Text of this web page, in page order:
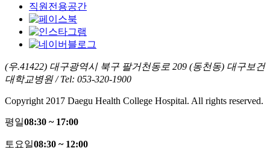
직원전용공간
(우.41422) 대구광역시 북구 팔거천동로 209 (동천동) 대구보건
대학교병원 / Tel: 053-320-1900
Copyright 2017 Daegu Health College Hospital. All rights reserved.
평일08:30 ~ 17:00
토요일08:30 ~ 12:00